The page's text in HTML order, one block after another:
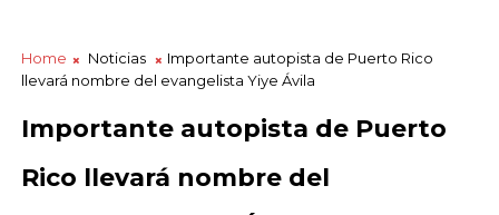
Home Noticias
Importante autopista de Puerto Rico
llevará nombre del evangelista Yiye Ávila
Importante autopista de Puerto
Rico llevará nombre del